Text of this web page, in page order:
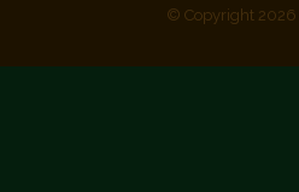
© Copyright 2026